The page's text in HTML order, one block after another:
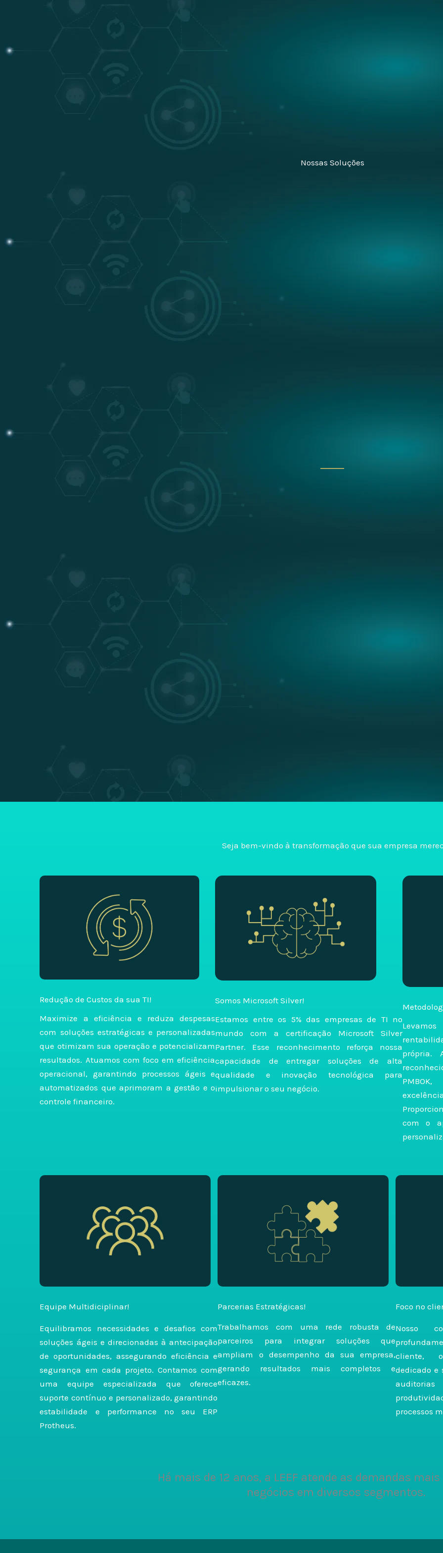
Nossas Soluções
Seja bem-vindo à transformação que sua empresa
Redução de Custos da sua TI!
Maximize a eficiência e reduza despesas
com soluções estratégicas e personalizadas
que otimizam sua operação e potencializam
resultados. Atuamos com foco em eficiência
operacional, garantindo processos ágeis e
automatizados que aprimoram a gestão e o
controle financeiro.
Somos Microsoft Silver!
Estamos entre os 5% das empresas de TI no
mundo com a certificação Microsoft Silver
Partner. Esse reconhecimento reforça nossa
capacidade de entregar soluções de alta
qualidade e inovação tecnológica para
impulsionar o seu negócio.
própria.
com o
Equipe Multidiciplinar!
Equilibramos necessidades e desafios com
soluções ágeis e direcionadas à antecipação
de oportunidades, assegurando eficiência e
segurança em cada projeto. Contamos com
uma equipe especializada que oferece
suporte contínuo e personalizado, garantindo
estabilidade e performance no seu ERP
Protheus.
Parcerias Estratégicas!
Trabalhamos com uma rede robusta de
parceiros para integrar soluções que
ampliam o desempenho da sua empresa,
gerando resultados mais completos e
eficazes.
Foco no
Nosso
cliente,
dedicado e
processos
Há mais de 12 anos, a LEEF atende as demandas
negócios em diversos segmentos.